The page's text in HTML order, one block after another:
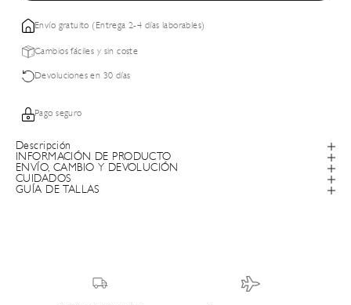
Envío gratuito (Entrega 2-4 días laborables)
Cambios fáciles y sin coste
Devoluciones en 30 días
Pago seguro
Descripción
INFORMACIÓN DE PRODUCTO
ENVÍO, CAMBIO Y DEVOLUCIÓN
CUIDADOS
GUÍA DE TALLAS